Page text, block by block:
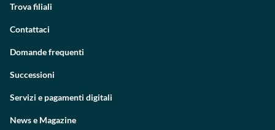
Trova filiali
Contattaci
Domande frequenti
Successioni
Servizi e pagamenti digitali
News e Magazine